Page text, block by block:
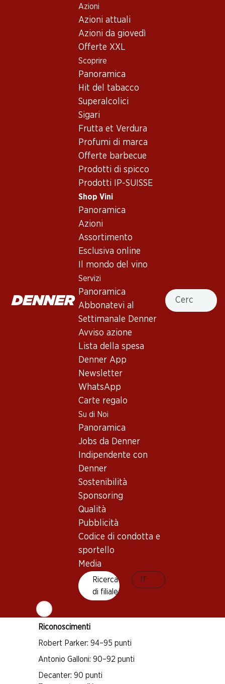
Azioni
Azioni attuali
Azioni da giovedì
Offerte XXL
Scoprire
Panoramica
Hit del tabacco
Superalcolici
Sigari
Frutta et Verdura
Profumi di marca
Offerte barbecue
Prodotti di spicco
Prodotti IP-SUISSE
Shop Vini
Panoramica
Azioni
Assortimento
Esclusiva online
Il mondo del vino
Servizi
Panoramica
Abbonatevi al
Settimanale Denner
Avviso azione
Lista della spesa
Denner App
Newsletter
WhatsApp
Carte regalo
Su di Noi
Panoramica
Jobs da Denner
Indipendente con
Denner
Sostenibilità
Sponsoring
Qualità
Pubblicità
Codice di condotta e
sportello
Media
Ricerca
di filiale
Cercare
Vino/champagne
Bordeaux
Château Gruaud Larose St.-Julien AOC
Esclusiva online!
Château Gruaud Larose St.-
Bordeaux, 2021
Rosso porpora scuro. Aroma intenso di ribes nero, ciliegie,
con abbondante tannino maturo e retrogusto lungo e
persistente. Il blend è composto per l’84% da Cabernet
Sauvignon, per il 12% da Merlot e per il 4% da Cabernet
Buono a sapersi
Cabernet Sauvignon
Maturità di beva
3–18 anni
Riconoscimenti
Robert Parker: 94–95 punti
Antonio Galloni: 90–92 punti
Decanter: 90 punti